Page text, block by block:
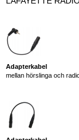
Adapterkabel
mellan hörslinga och